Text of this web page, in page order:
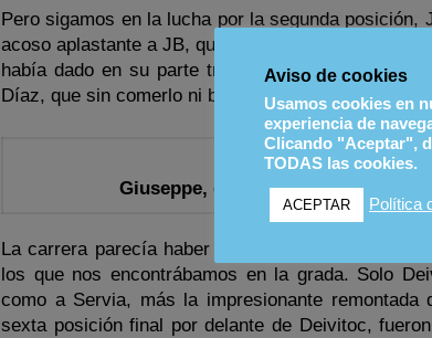
Pero sigamos en la lucha por la segunda
acoso aplastante a JB, que cansado de Supergus,
había dado en su parte trasera. El enfado le
Díaz, que sin comerlo ni beberlo, estaba ya en
Giuseppe, en lo más alto
La carrera parecía haber terminado aquí, y ya
los que nos encontrábamos en la grada. Solo
como a Servia, más la impresionante
sexta posición final por delante de Deivitoc,
Aviso de cookies
Usamos cookies en
experiencia de
Clicando "Aceptar",
TODAS las cookies.
ACEPTAR Política